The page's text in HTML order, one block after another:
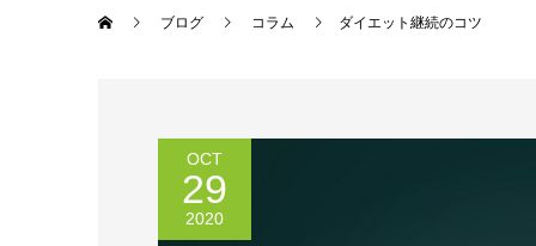
ブログ コラム ダイエット継続のコツ
OCT
29
2020